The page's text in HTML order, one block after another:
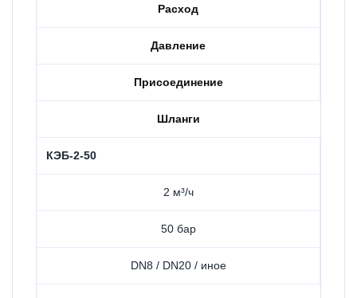
Расход
Давление
Присоединение
Шланги
КЭБ-2-50
2 м³/ч
50 бар
DN8 / DN20 / иное